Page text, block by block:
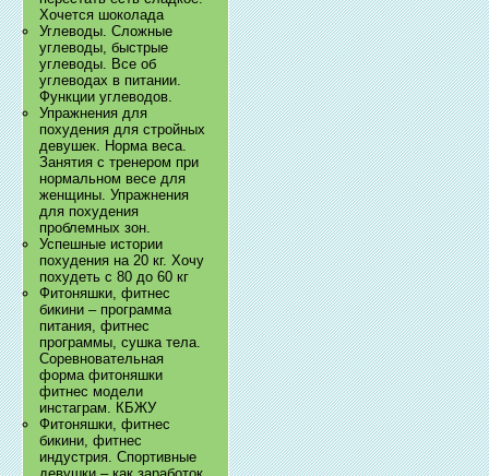
Хочется шоколада
Углеводы. Сложные
углеводы, быстрые
углеводы. Все об
углеводах в питании.
Функции углеводов.
Упражнения для
похудения для стройных
девушек. Норма веса.
Занятия с тренером при
нормальном весе для
женщины. Упражнения
для похудения
проблемных зон.
Успешные истории
похудения на 20 кг. Хочу
похудеть с 80 до 60 кг
Фитоняшки, фитнес
бикини – программа
питания, фитнес
программы, сушка тела.
Соревновательная
форма фитоняшки
фитнес модели
инстаграм. КБЖУ
Фитоняшки, фитнес
бикини, фитнес
индустрия. Спортивные